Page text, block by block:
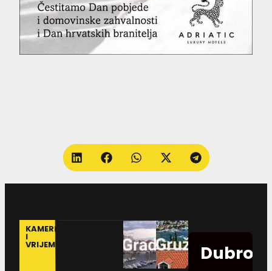
KAMERE
I
VRIJEME